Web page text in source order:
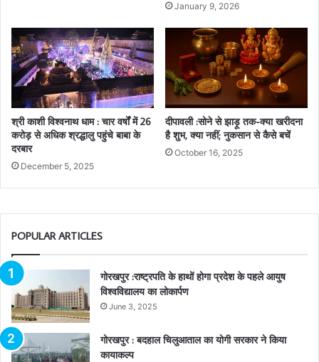
January 9, 2026
श्री काशी विश्वनाथ धाम : चार वर्षों में 26
करोड़ से अधिक श्रद्धालु पहुंचे बाबा के
दरबार
December 5, 2025
दीपावली :सोने से झाड़ू तक-क्या खरीदना
है शुभ, क्या नहीं; नुकसान से कैसे बचें
October 16, 2025
POPULAR ARTICLES
गोरखपुर :राष्ट्रपति के हाथों होगा प्रदेश के पहले आयुष
विश्वविद्यालय का लोकार्पण
June 3, 2025
गोरखपुर : बदहाल चिलुआताल का योगी सरकार ने किया
कायाकल्प